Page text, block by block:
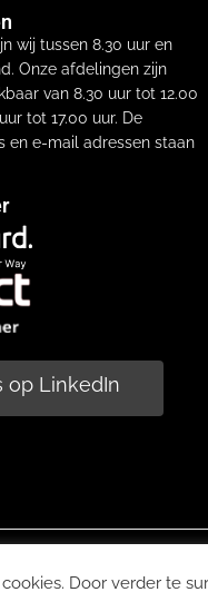
wij tussen 8.30 uur en
Onze afdelingen zijn
van 8.30 uur tot 12.00
tot 17.00 uur. De
en e-mail adressen staan
op LinkedIn
Door verder te